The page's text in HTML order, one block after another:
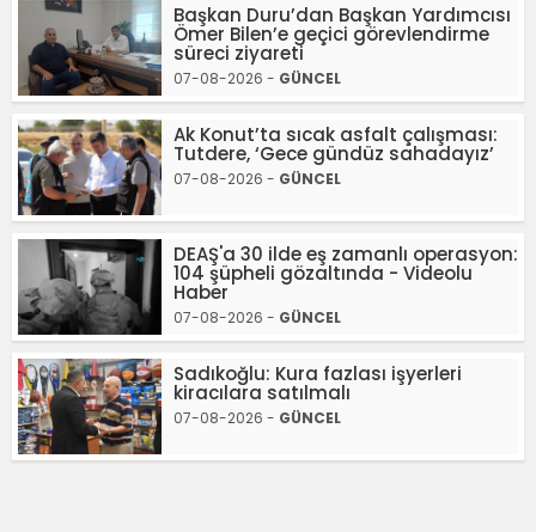
Başkan Duru’dan Başkan Yardımcısı
Ömer Bilen’e geçici görevlendirme
süreci ziyareti
07-08-2026 - GÜNCEL
Ak Konut’ta sıcak asfalt çalışması:
Tutdere, ‘Gece gündüz sahadayız’
07-08-2026 - GÜNCEL
DEAŞ'a 30 ilde eş zamanlı operasyon:
104 şüpheli gözaltında - Videolu
Haber
07-08-2026 - GÜNCEL
Sadıkoğlu: Kura fazlası işyerleri
kiracılara satılmalı
07-08-2026 - GÜNCEL